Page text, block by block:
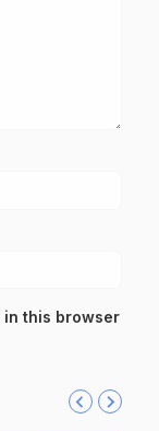
in this browser